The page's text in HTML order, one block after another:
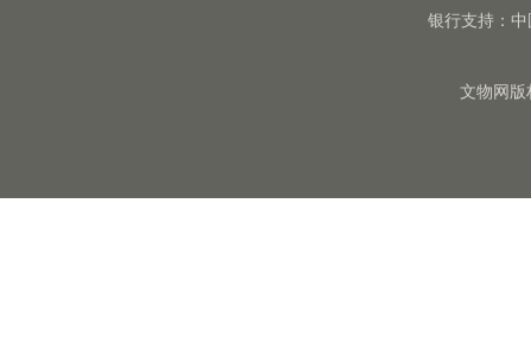
银行支持：
文物网